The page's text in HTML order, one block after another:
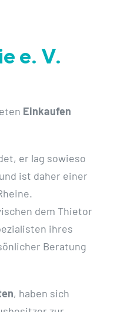
e. V.
Einkaufen
er lag sowieso
ist daher einer
dem Thietor
ihres
Beratung
, haben sich